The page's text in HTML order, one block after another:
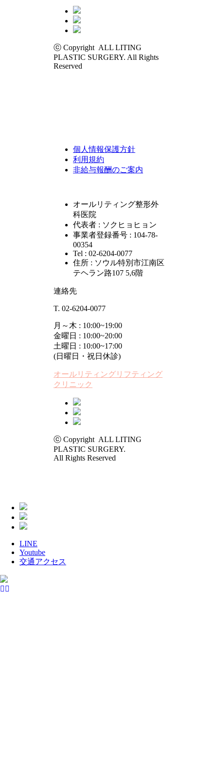
ⓒ Copyright ALL LITING
PLASTIC SURGERY. All Rights
Reserved
個人情報保護方針
利用規約
非給与報酬のご案内
オールリティング整形外
科医院
代表者 : ソクヒョヒョン
事業者登録番号 : 104-78-
00354
Tel : 02-6204-0077
住所 : ソウル特別市江南区
テヘラン路107 5,6階
連絡先
T. 02-6204-0077
月～木 : 10:00~19:00
金曜日 : 10:00~20:00
土曜日 : 10:00~17:00
(日曜日・祝日休診)
オールリティングリフティング
クリニック
ⓒ Copyright ALL LITING
PLASTIC SURGERY.
All Rights Reserved
LINE
Youtube
交通アクセス